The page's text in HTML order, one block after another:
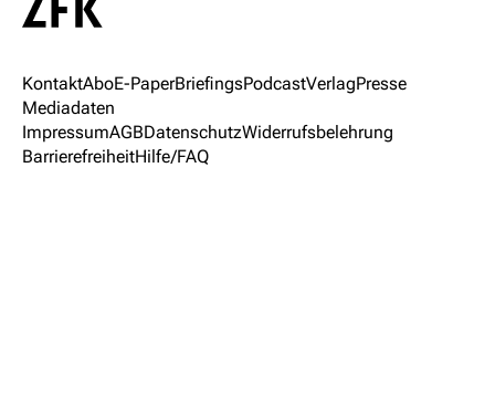
KontaktAboE-PaperBriefingsPodcastVerlagPresse
Mediadaten
ImpressumAGBDatenschutzWiderrufsbelehrung
BarrierefreiheitHilfe/FAQ